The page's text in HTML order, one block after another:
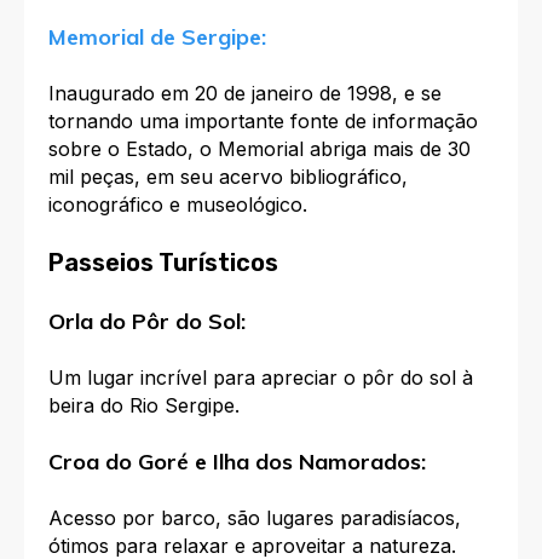
Memorial de Sergipe:
Inaugurado em 20 de janeiro de 1998, e se
tornando uma importante fonte de informação
sobre o Estado, o Memorial abriga mais de 30
mil peças, em seu acervo bibliográfico,
iconográfico e museológico.
Passeios Turísticos
Orla do Pôr do Sol:
Um lugar incrível para apreciar o pôr do sol à
beira do Rio Sergipe.
Croa do Goré e Ilha dos Namorados:
Acesso por barco, são lugares paradisíacos,
ótimos para relaxar e aproveitar a natureza.